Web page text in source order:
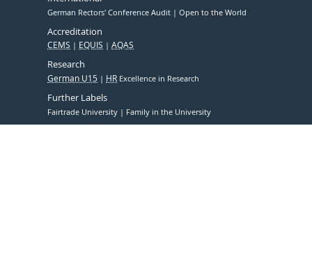
German Rectors' Conference Audit Open to the World
Accreditation
CEMS EQUIS AQAS
Research
German U15 HR Excellence in Research
Further Labels
Fairtrade University Family in the University